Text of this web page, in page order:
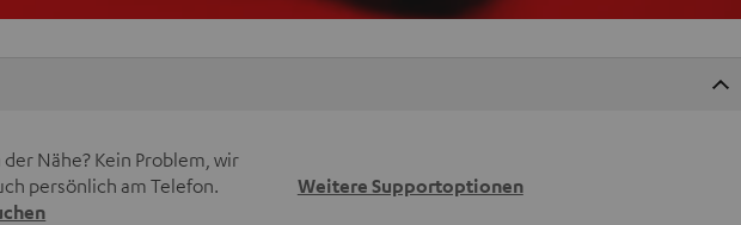
Nähe? Kein Problem, wir
persönlich am Telefon.
Weitere Supportoptionen